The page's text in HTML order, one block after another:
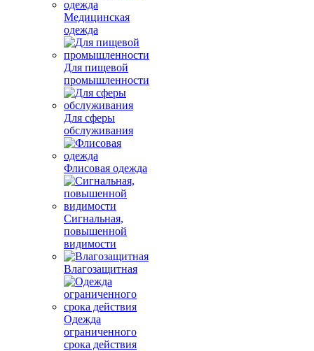
Медицинская
одежда
Для пищевой
промышленности
Для сферы
обслуживания
Флисовая одежда
Сигнальная,
повышенной
видимости
Влагозащитная
Одежда
ограниченного
срока действия